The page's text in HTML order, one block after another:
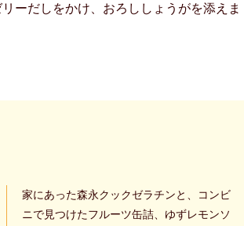
ーだしをかけ、おろししょうがを添えま
家にあった森永クックゼラチンと、コンビ
ニで見つけたフルーツ缶詰、ゆずレモンソ